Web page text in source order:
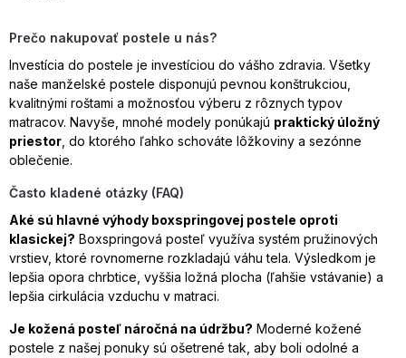
Prečo nakupovať postele u nás?
Investícia do postele je investíciou do vášho zdravia. Všetky
naše manželské postele disponujú pevnou konštrukciou,
kvalitnými roštami a možnosťou výberu z rôznych typov
matracov. Navyše, mnohé modely ponúkajú praktický úložný
priestor , do ktorého ľahko schováte lôžkoviny a sezónne
oblečenie.
Často kladené otázky (FAQ)
Aké sú hlavné výhody boxspringovej postele oproti
klasickej? Boxspringová posteľ využíva systém pružinových
vrstiev, ktoré rovnomerne rozkladajú váhu tela. Výsledkom je
lepšia opora chrbtice, vyššia ložná plocha (ľahšie vstávanie) a
lepšia cirkulácia vzduchu v matraci.
Je kožená posteľ náročná na údržbu? Moderné kožené
postele z našej ponuky sú ošetrené tak, aby boli odolné a